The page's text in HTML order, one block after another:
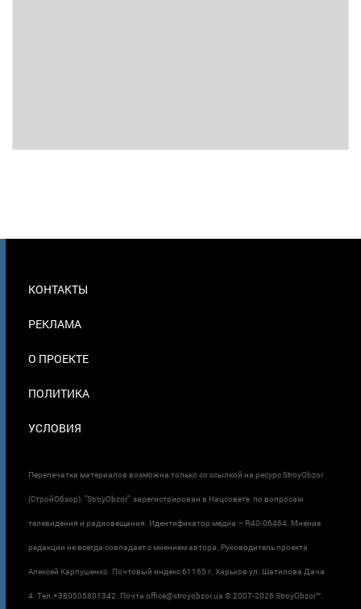
В
КОНТАКТЫ
РЕКЛАМА
О ПРОЕКТЕ
ПОЛИТИКА
УСЛОВИЯ
Перепечатка материалов возможна только со ссылкой на ресурс StroyObzor
(СтройОбзор). "StroyObzor" зарегистрирован в Нацсовете по вопросам
телевидения и радиовещания. Идентификатор медиа – R40-06464. Мнение
редакции не всегда совпадает с мнением автора. Руководитель проекта
Алексей Карпушенко. Почтовый индекс 61165 г. Харьков ул. Шатилова Дача
4. Тел.+380505801342. Почта office@stroyobzor.ua © 2007-2026 StroyObzor™.